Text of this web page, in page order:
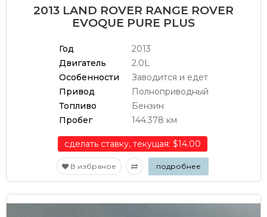
2013 LAND ROVER RANGE ROVER
EVOQUE PURE PLUS
Год
2013
Двигатель
2.0L
Особенности
Заводится и едет
Привод
Полноприводный
Топливо
Бензин
Пробег
144.378 км
сделать ставку, текущая: $14.00
В избраное подробнее